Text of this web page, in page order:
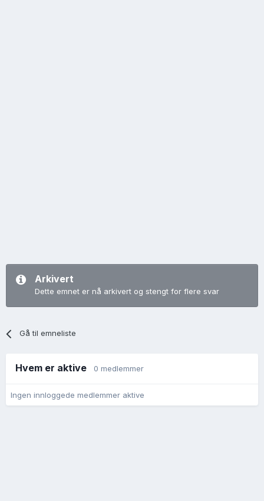
Arkivert
Dette emnet er nå arkivert og stengt for flere svar
Gå til emneliste
Hvem er aktive 0 medlemmer
Ingen innloggede medlemmer aktive